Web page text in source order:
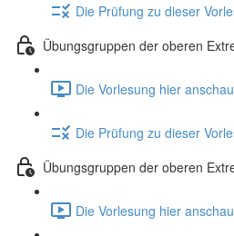
Die Prüfung zu dieser
Übungsgruppen der oberen
Die Vorlesung hier
Die Prüfung zu dieser
Übungsgruppen der oberen
Die Vorlesung hier